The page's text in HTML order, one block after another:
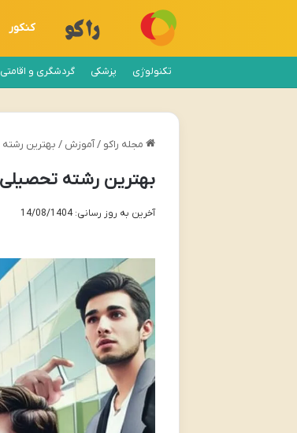
کنکور
تکنولوژی پزشکی گردشگری و اقامتی
مجله راکو / آموزش / بهترین رشته
بهترین رشته تحصیلی
آخرین به روز رسانی: 14/08/1404